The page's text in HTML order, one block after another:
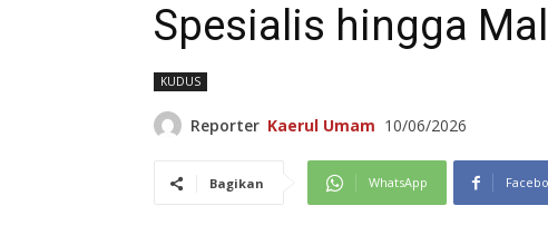
Spesialis hingga
KUDUS
Reporter Kaerul Umam 10/06/2026
Bagikan WhatsApp